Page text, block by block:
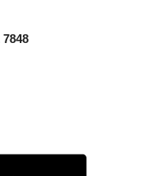
7848